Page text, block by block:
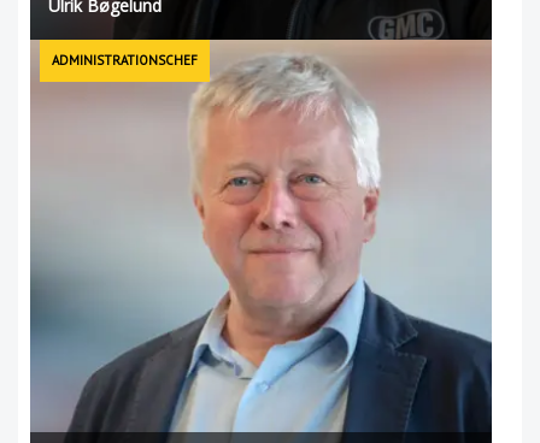
Ulrik Bøgelund
ADMINISTRATIONSCHEF